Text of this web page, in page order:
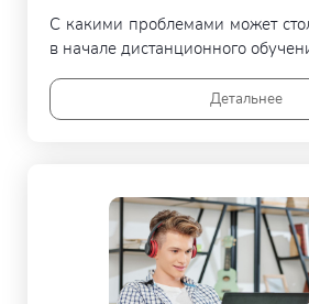
С какими проблемами может
в начале дистанционного
Детальнее